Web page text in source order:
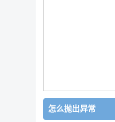
怎么抛出异常